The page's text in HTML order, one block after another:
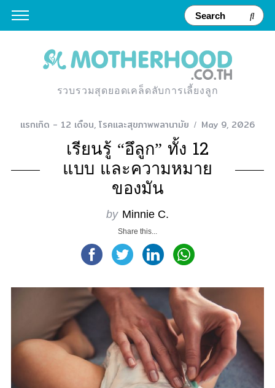
รวบรวมสุดยอดเคล็ดลับการเลี้ยงลูก
แรกเกิด - 12 เดือน, โรคและสุขภาพพลานามัย May 9, 2026
เรียนรู้ “อึลูก” ทั้ง 12
แบบ และความหมาย
ของมัน
by Minnie C.
Share this...